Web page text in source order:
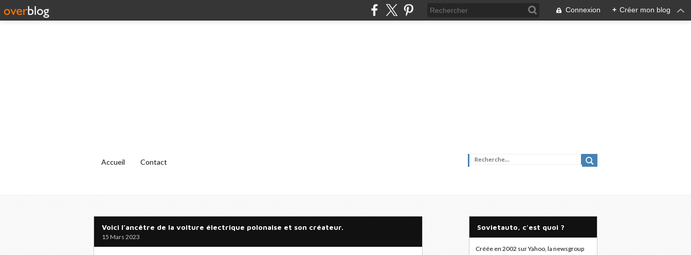
Connexion + Créer mon blog
Accueil Contact
Voici l’ancêtre de la voiture électrique polonaise et son créateur.
15 Mars 2023
Sovietauto, c'est quoi ?
Créée en 2002 sur Yahoo, la newsgroup